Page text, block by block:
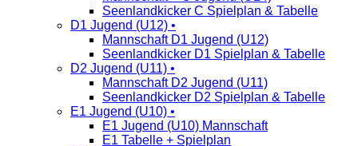
Seenlandkicker C Spielplan & Tabelle
D1 Jugend (U12) •
Mannschaft D1 Jugend (U12)
Seenlandkicker D1 Spielplan & Tabelle
D2 Jugend (U11) •
Mannschaft D2 Jugend (U11)
Seenlandkicker D2 Spielplan & Tabelle
E1 Jugend (U10) •
E1 Jugend (U10) Mannschaft
E1 Tabelle + Spielplan